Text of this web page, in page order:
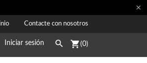

Contacte con nosotros
Iniciar sesión  shopping_cart(0)